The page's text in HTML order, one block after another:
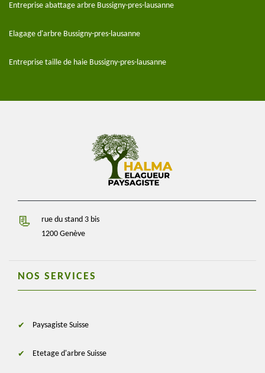
Entreprise abattage arbre Bussigny-pres-lausanne
Elagage d'arbre Bussigny-pres-lausanne
Entreprise taille de haie Bussigny-pres-lausanne
rue du stand 3 bis
1200 Genève
NOS SERVICES
Paysagiste Suisse
Etetage d'arbre Suisse